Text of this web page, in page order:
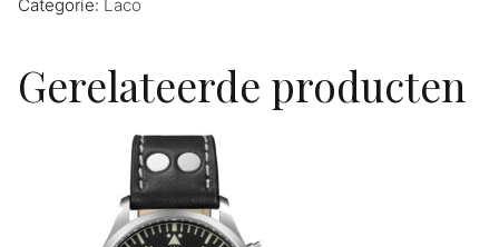
Categorie: Laco
Gerelateerde producten